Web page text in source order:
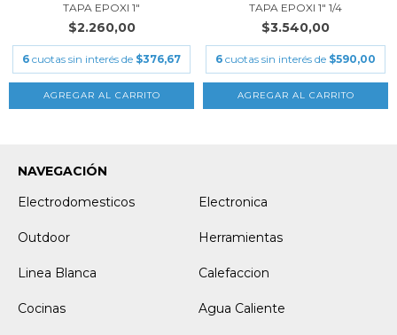
TAPA EPOXI 1"
$2.260,00
6 cuotas sin interés de $376,67
TAPA EPOXI 1" 1/4
$3.540,00
6 cuotas sin interés de $590,00
NAVEGACIÓN
Electrodomesticos
Electronica
Outdoor Herramientas
Linea Blanca Calefaccion
Cocinas Agua Caliente